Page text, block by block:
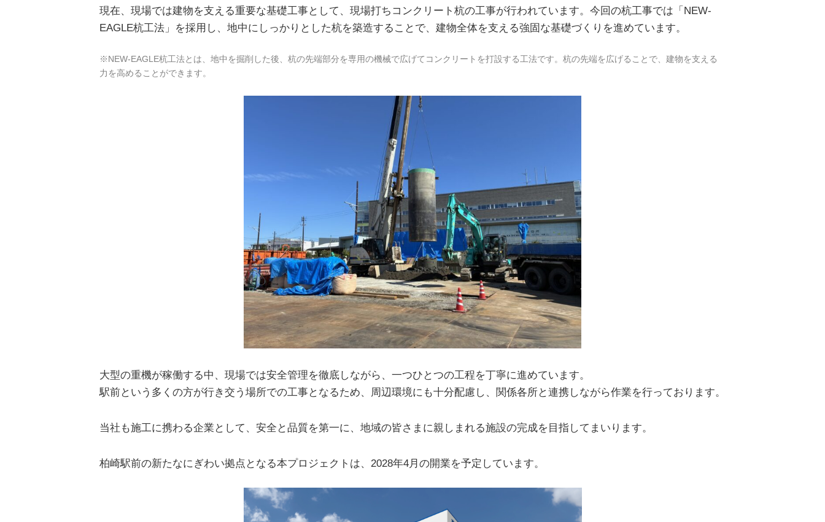
現在、現場では建物を支える重要な基礎工事として、現場打ちコンクリート杭の工事が行われています。今回の杭工事では「NEW-
EAGLE杭工法」を採用し、地中にしっかりとした杭を築造することで、建物全体を支える強固な基礎づくりを進めています。
※NEW-EAGLE杭工法とは、地中を掘削した後、杭の先端部分を専用の機械で広げてコンクリートを打設する工法です。杭の先端を広げることで、建物を支える
力を高めることができます。
大型の重機が稼働する中、現場では安全管理を徹底しながら、一つひとつの工程を丁寧に進めています。
駅前という多くの方が行き交う場所での工事となるため、周辺環境にも十分配慮し、関係各所と連携しながら作業を行っております。
当社も施工に携わる企業として、安全と品質を第一に、地域の皆さまに親しまれる施設の完成を目指してまいります。
柏崎駅前の新たなにぎわい拠点となる本プロジェクトは、2028年4月の開業を予定しています。